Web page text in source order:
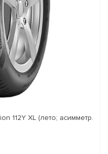
112Y XL (лето; асимметр.